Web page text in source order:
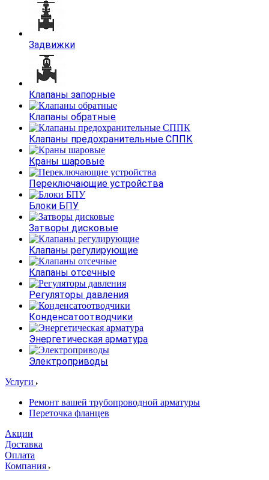
Задвижки
Клапаны запорные
Клапаны обратные
Клапаны предохранительные СППК
Краны шаровые
Переключающие устройства
Блоки БПУ
Затворы дисковые
Клапаны регулирующие
Клапаны отсечные
Регуляторы давления
Конденсатоотводчики
Энергетическая арматура
Электроприводы
Услуги
Ремонт вашей трубопроводной арматуры
Переточка фланцев
Акции
Доставка
Оплата
Компания